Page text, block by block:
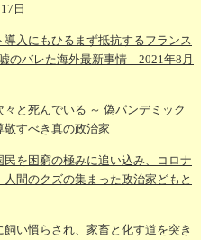
日
入にもひるまず抵抗するフランス
のバレた海外最新事情 2021年8月
と死んでいる ～ 偽パンデミック
すべき真の政治家
を困窮の極みに追い込み、コロナ
間のクズの集まった政治家どもと
い慣らされ、家畜と化す道を突き